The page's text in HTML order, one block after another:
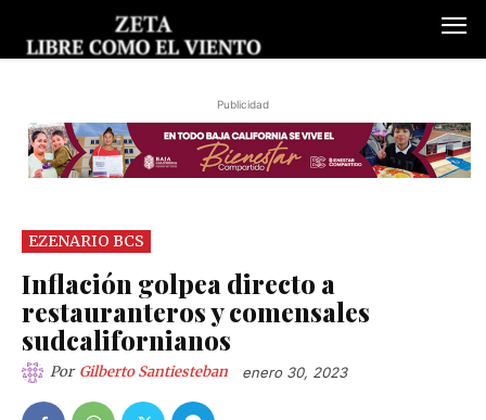
Publicidad
EZENARIO BCS
Inflación golpea directo a
restauranteros y comensales
sudcalifornianos
Por Gilberto Santiesteban enero 30, 2023